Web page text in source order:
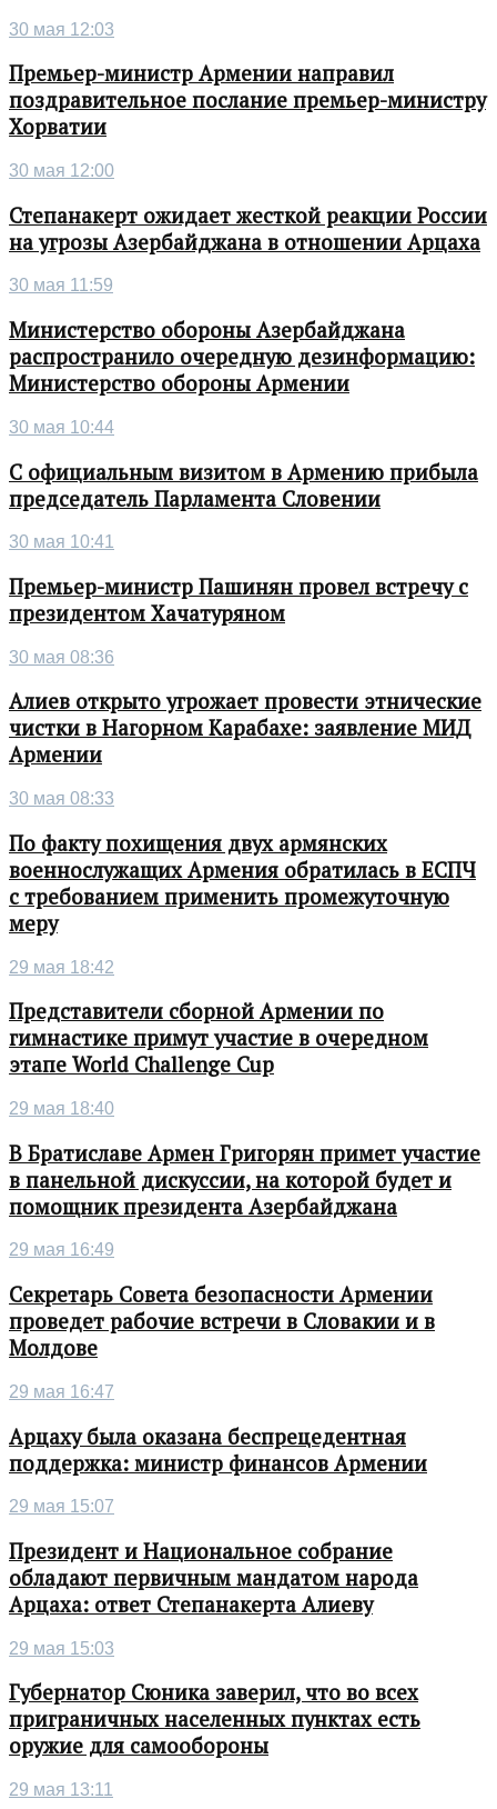
30 мая 12:03
Премьер-министр Армении направил
поздравительное послание премьер-министру
Хорватии
30 мая 12:00
Степанакерт ожидает жесткой реакции России
на угрозы Азербайджана в отношении Арцаха
30 мая 11:59
Министерство обороны Азербайджана
распространило очередную дезинформацию:
Министерство обороны Армении
30 мая 10:44
С официальным визитом в Армению прибыла
председатель Парламента Словении
30 мая 10:41
Премьер-министр Пашинян провел встречу с
президентом Хачатуряном
30 мая 08:36
Алиев открыто угрожает провести этнические
чистки в Нагорном Карабахе: заявление МИД
Армении
30 мая 08:33
По факту похищения двух армянских
военнослужащих Армения обратилась в ЕСПЧ
с требованием применить промежуточную
меру
29 мая 18:42
Представители сборной Армении по
гимнастике примут участие в очередном
этапе World Challenge Cup
29 мая 18:40
В Братиславе Армен Григорян примет участие
в панельной дискуссии, на которой будет и
помощник президента Азербайджана
29 мая 16:49
Секретарь Совета безопасности Армении
проведет рабочие встречи в Словакии и в
Молдове
29 мая 16:47
Арцаху была оказана беспрецедентная
поддержка: министр финансов Армении
29 мая 15:07
Президент и Национальное собрание
обладают первичным мандатом народа
Арцаха: ответ Степанакерта Алиеву
29 мая 15:03
Губернатор Сюника заверил, что во всех
приграничных населенных пунктах есть
оружие для самообороны
29 мая 13:11